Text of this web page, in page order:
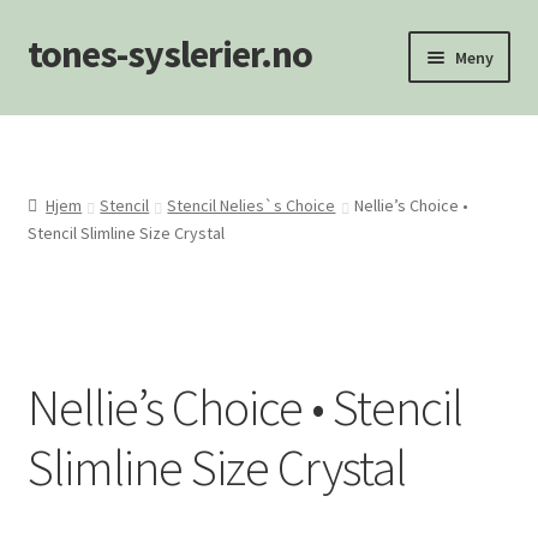
Hopp
til
Hopp
til
tones-syslerier.no Meny
Hjem
Min konto
Personvernerklæring
Hjem Stencil Stencil Nelies`s Choice
Nellie’s Choice •
Stencil Slimline Size Crystal
Nellie’s Choice • Stencil
Slimline Size Crystal